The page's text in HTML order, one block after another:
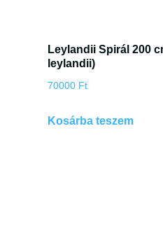
Leylandii Spirál 200
leylandii)
70000 Ft
Kosárba teszem